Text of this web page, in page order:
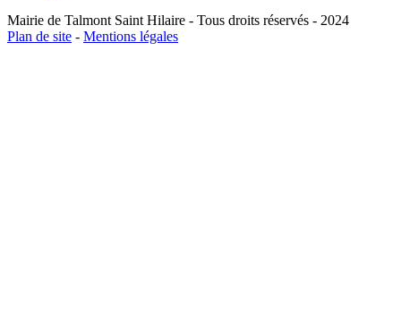
Mairie de Talmont Saint Hilaire - Tous droits réservés - 2024
Plan de site - Mentions légales